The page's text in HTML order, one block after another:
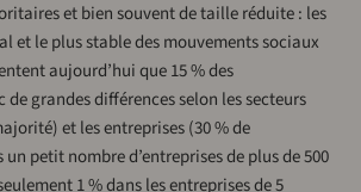
et bien souvent de taille réduite : les
et le plus stable des mouvements sociaux
aujourd’hui que 15 % des
grandes différences selon les secteurs
et les entreprises (30 % de
petit nombre d’entreprises de plus de 500
1 % dans les entreprises de 5